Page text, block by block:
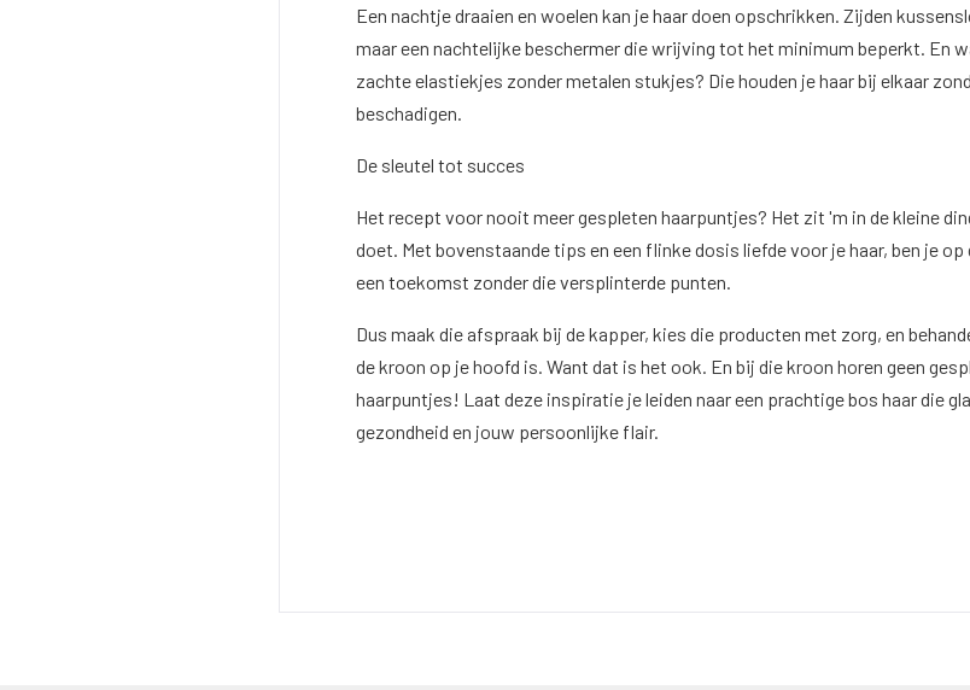
Een nachtje draaien en woelen kan je haar doen opschrikken. Zijden
maar een nachtelijke beschermer die wrijving tot het minimum beperkt. En
zachte elastiekjes zonder metalen stukjes? Die houden je haar bij elkaar
beschadigen.
De sleutel tot succes
Het recept voor nooit meer gespleten haarpuntjes? Het zit 'm in de kleine
doet. Met bovenstaande tips en een flinke dosis liefde voor je haar, ben je op
een toekomst zonder die versplinterde punten.
Dus maak die afspraak bij de kapper, kies die producten met zorg, en
de kroon op je hoofd is. Want dat is het ook. En bij die kroon horen geen
haarpuntjes! Laat deze inspiratie je leiden naar een prachtige bos haar die
gezondheid en jouw persoonlijke flair.